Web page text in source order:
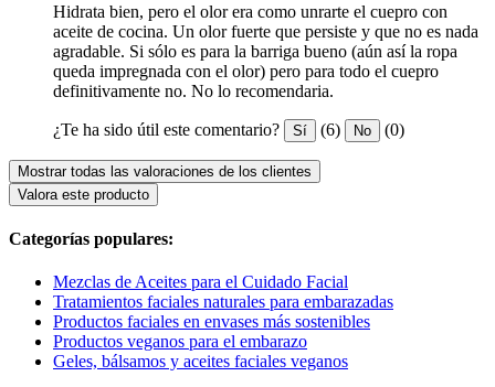
Hidrata bien, pero el olor era como unrarte el cuepro con
aceite de cocina. Un olor fuerte que persiste y que no es nada
agradable. Si sólo es para la barriga bueno (aún así la ropa
queda impregnada con el olor) pero para todo el cuepro
definitivamente no. No lo recomendaria.
¿Te ha sido útil este comentario? Sí (6) No (0)
Mostrar todas las valoraciones de los clientes
Valora este producto
Categorías populares:
Mezclas de Aceites para el Cuidado Facial
Tratamientos faciales naturales para embarazadas
Productos faciales en envases más sostenibles
Productos veganos para el embarazo
Geles, bálsamos y aceites faciales veganos